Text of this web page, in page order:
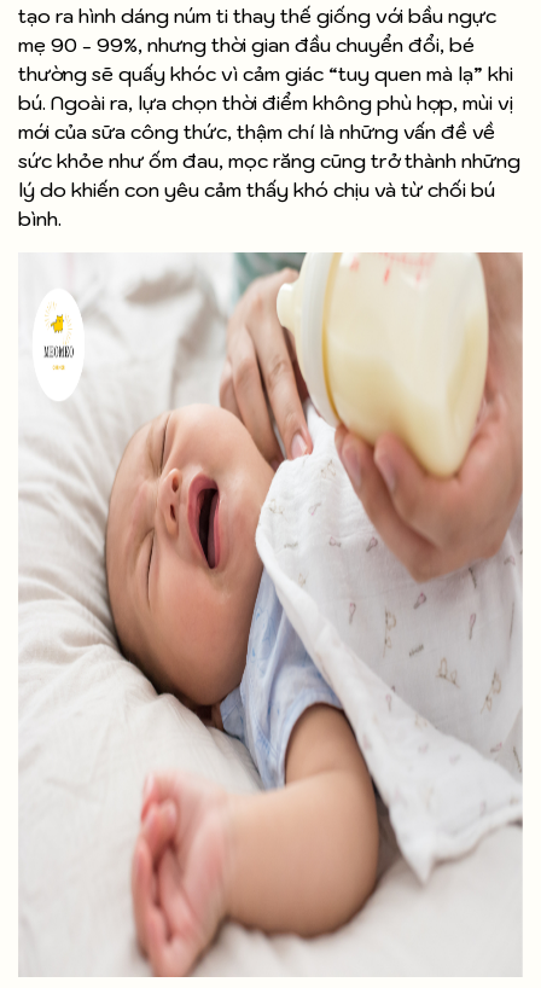
tạo ra hình dáng núm ti thay thế giống với bầu ngực
mẹ 90 - 99%, nhưng thời gian đầu chuyển đổi, bé
thường sẽ quấy khóc vì cảm giác “tuy quen mà lạ” khi
bú. Ngoài ra, lựa chọn thời điểm không phù hợp, mùi vị
mới của sữa công thức, thậm chí là những vấn đề về
sức khỏe như ốm đau, mọc răng cũng trở thành những
lý do khiến con yêu cảm thấy khó chịu và từ chối bú
bình.